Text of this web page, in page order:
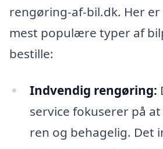
rengøring-af-bil.dk. Her er
mest populære typer af
bestille:
Indvendig rengøring:
service fokuserer på
ren og behagelig. Det